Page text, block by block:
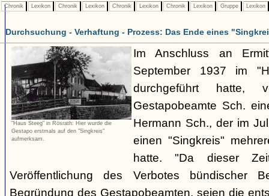
Chronik Lexikon Chronik Lexikon Chronik Lexikon Chronik Lexikon Gruppe Lexikon
Durchsuchung - Verhaftung - Prozess: Das Ende eines
"Haus Steeg" in Rösrath: Hier wurde die
Gestapo erstmals auf den "Singkreis"
aufmerksam.
Im Anschluss an
September 1937 im
durchgeführt hatte,
Gestapobeamte Sch.
Hermann Sch., der im
einen "Singkreis"
hatte. "Da dieser
Veröffentlichung des Verbotes bündischer
Begründung des Gestapobeamten, seien die